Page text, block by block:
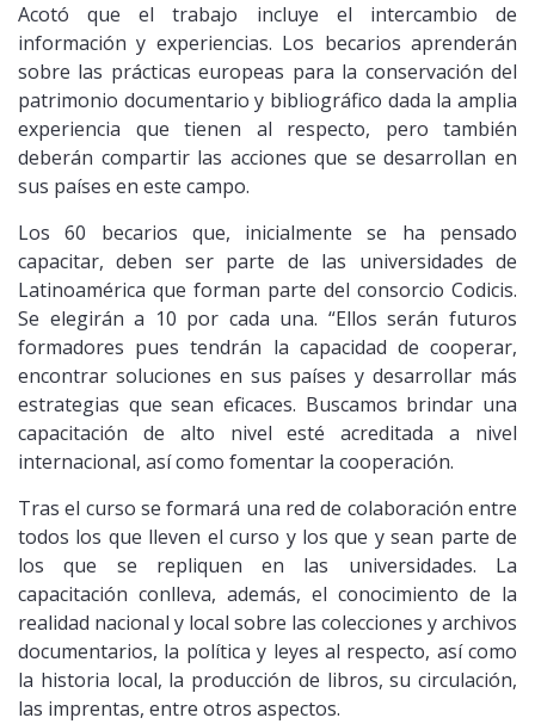
Acotó que el trabajo incluye el intercambio de
información y experiencias. Los becarios aprenderán
sobre las prácticas europeas para la conservación del
patrimonio documentario y bibliográfico dada la amplia
experiencia que tienen al respecto, pero también
deberán compartir las acciones que se desarrollan en
sus países en este campo.
Los 60 becarios que, inicialmente se ha pensado
capacitar, deben ser parte de las universidades de
Latinoamérica que forman parte del consorcio Codicis.
Se elegirán a 10 por cada una. “Ellos serán futuros
formadores pues tendrán la capacidad de cooperar,
encontrar soluciones en sus países y desarrollar más
estrategias que sean eficaces. Buscamos brindar una
capacitación de alto nivel esté acreditada a nivel
internacional, así como fomentar la cooperación.
Tras el curso se formará una red de colaboración entre
todos los que lleven el curso y los que y sean parte de
los que se repliquen en las universidades. La
capacitación conlleva, además, el conocimiento de la
realidad nacional y local sobre las colecciones y archivos
documentarios, la política y leyes al respecto, así como
la historia local, la producción de libros, su circulación,
las imprentas, entre otros aspectos.